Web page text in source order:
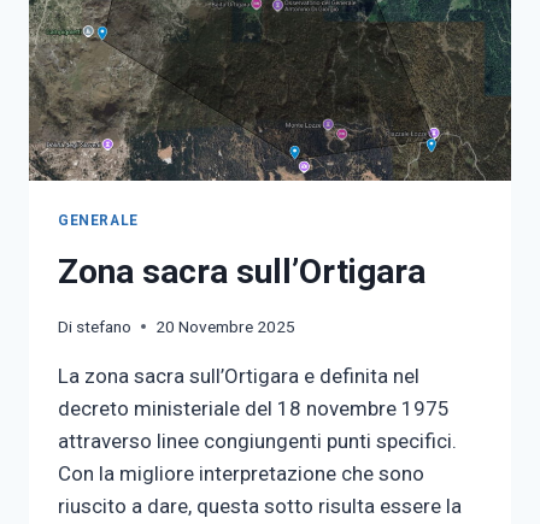
GENERALE
Zona sacra sull’Ortigara
Di stefano 20 Novembre 2025
La zona sacra sull’Ortigara e definita nel
decreto ministeriale del 18 novembre 1975
attraverso linee congiungenti punti specifici.
Con la migliore interpretazione che sono
riuscito a dare, questa sotto risulta essere la